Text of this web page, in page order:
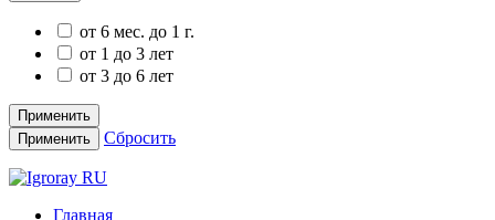
от 6 мес. до 1 г.
от 1 до 3 лет
от 3 до 6 лет
Применить
Применить
Сбросить
Главная